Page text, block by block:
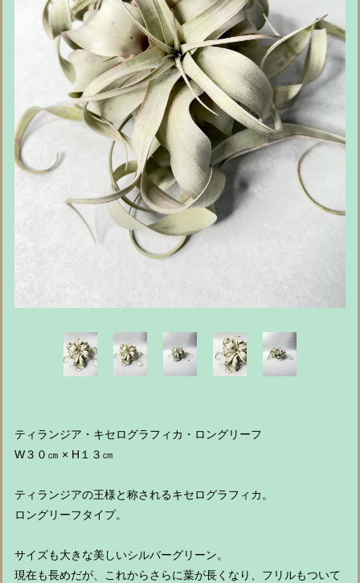
ティランジア・キセログラフィカ・ロングリーフ
W３０㎝ × H１３㎝
ティランジアの王様と称されるキセログラフィカ。
ロングリーフタイプ。
サイズも大きな美しいシルバーグリーン。
現在も長めだが、これからさらに葉が長くなり、フリルもついて